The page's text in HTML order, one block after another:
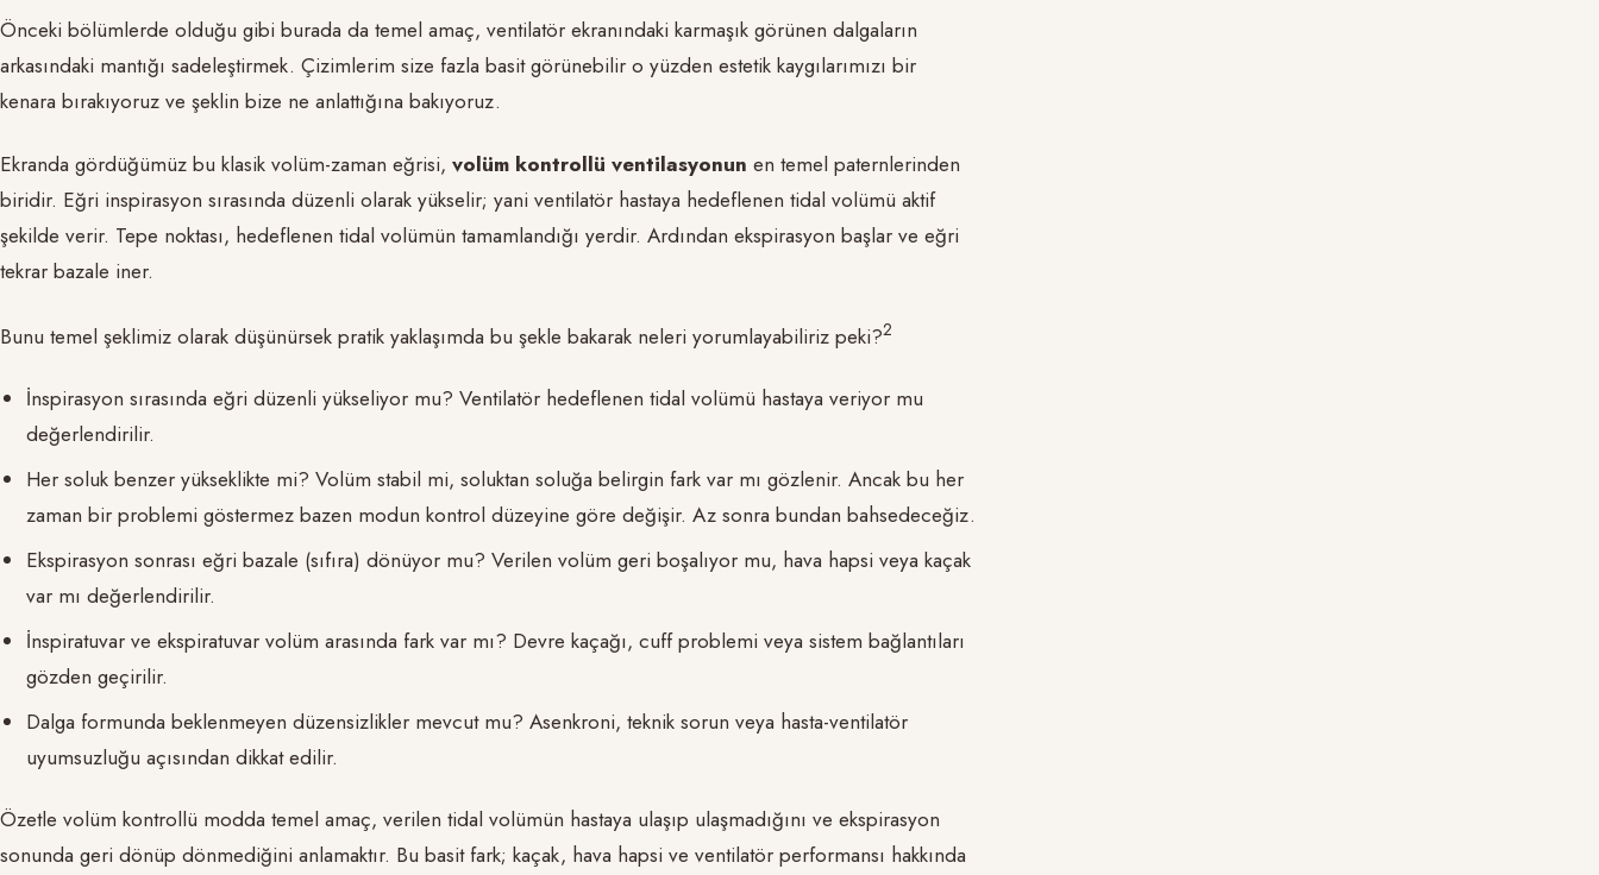
Önceki bölümlerde olduğu gibi burada da temel amaç, ventilatör ekranındaki karmaşık görünen dalgaların
arkasındaki mantığı sadeleştirmek. Çizimlerim size fazla basit görünebilir o yüzden estetik kaygılarımızı bir
kenara bırakıyoruz ve şeklin bize ne anlattığına bakıyoruz.
Ekranda gördüğümüz bu klasik volüm-zaman eğrisi, volüm kontrollü ventilasyonun en temel paternlerinden
biridir. Eğri inspirasyon sırasında düzenli olarak yükselir; yani ventilatör hastaya hedeflenen tidal volümü aktif
şekilde verir. Tepe noktası, hedeflenen tidal volümün tamamlandığı yerdir. Ardından ekspirasyon başlar ve eğri
tekrar bazale iner.
Bunu temel şeklimiz olarak düşünürsek pratik yaklaşımda bu şekle bakarak neleri yorumlayabiliriz peki?​2​
İnspirasyon sırasında eğri düzenli yükseliyor mu? Ventilatör hedeflenen tidal volümü hastaya veriyor mu
değerlendirilir.
Her soluk benzer yükseklikte mi? Volüm stabil mi, soluktan soluğa belirgin fark var mı gözlenir. Ancak bu her
zaman bir problemi göstermez bazen modun kontrol düzeyine göre değişir. Az sonra bundan bahsedeceğiz.
Ekspirasyon sonrası eğri bazale (sıfıra) dönüyor mu? Verilen volüm geri boşalıyor mu, hava hapsi veya kaçak
var mı değerlendirilir.
İnspiratuvar ve ekspiratuvar volüm arasında fark var mı? Devre kaçağı, cuff problemi veya sistem bağlantıları
gözden geçirilir.
Dalga formunda beklenmeyen düzensizlikler mevcut mu? Asenkroni, teknik sorun veya hasta-ventilatör
uyumsuzluğu açısından dikkat edilir.
Özetle volüm kontrollü modda temel amaç, verilen tidal volümün hastaya ulaşıp ulaşmadığını ve ekspirasyon
sonunda geri dönüp dönmediğini anlamaktır. Bu basit fark; kaçak, hava hapsi ve ventilatör performansı hakkında